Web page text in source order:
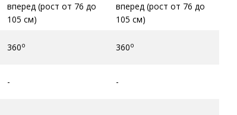
вперед (рост от 76 до
105 см)
вперед (рост от 76 до
105 см)
360о 360о
- -